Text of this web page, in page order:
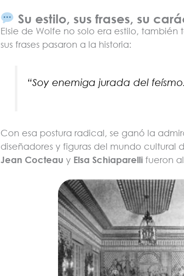
Su estilo, sus frases, su
Elsie de Wolfe no solo era estilo,
sus frases pasaron a la historia:
“Soy enemiga jurada del
Con esa postura radical, se ganó la
diseñadores y figuras del mundo cultural
Jean Cocteau y Elsa Schiaparellifueron